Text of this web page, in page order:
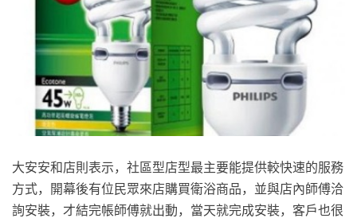
大安安和店則表示，社區型店型最主要能提供較快速的服務
方式，開幕後有位民眾來店購買衛浴商品，並與店內師傅洽
詢安裝，才結完帳師傅就出動，當天就完成安裝，客戶也很